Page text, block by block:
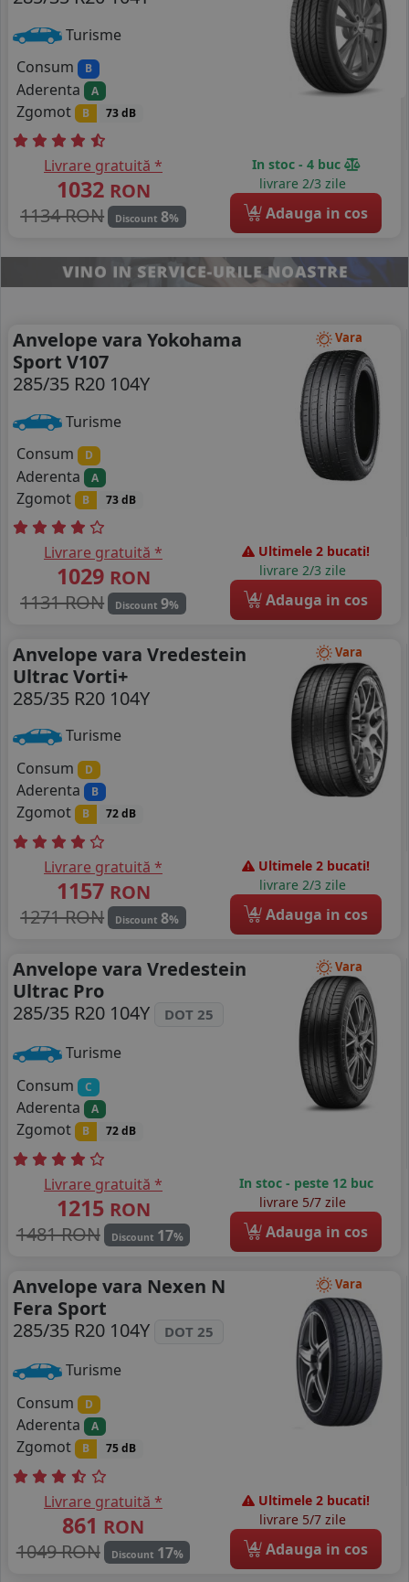
Turisme
Consum
B
Aderenta A
Zgomot B 73 dB
Livrare gratuită *
1032 RON
1134 RON
Discount 8%
In stoc - 4 buc
livrare 2/3 zile
4 Adauga in cos
Vara
Anvelope vara Yokohama
Sport V107
285/35 R20 104Y
Turisme
Consum
D
Aderenta A
Zgomot B 73 dB
Livrare gratuită *
1029 RON
1131 RON
Discount 9%
Ultimele 2 bucati!
livrare 2/3 zile
4 Adauga in cos
Vara
Anvelope vara Vredestein
Ultrac Vorti+
285/35 R20 104Y
Turisme
Consum
D
Aderenta B
Zgomot B 72 dB
Livrare gratuită *
1157 RON
1271 RON
Discount 8%
Ultimele 2 bucati!
livrare 2/3 zile
4 Adauga in cos
Vara
Anvelope vara Vredestein
Ultrac Pro
285/35 R20 104Y
DOT 25
Turisme
Consum
C
Aderenta A
Zgomot B 72 dB
Livrare gratuită *
1215 RON
1481 RON
Discount 17%
In stoc - peste 12 buc
livrare 5/7 zile
4 Adauga in cos
Vara
Anvelope vara Nexen N
Fera Sport
285/35 R20 104Y
DOT 25
Turisme
Consum
D
Aderenta A
Zgomot B 75 dB
Livrare gratuită *
861 RON
1049 RON
Discount 17%
Ultimele 2 bucati!
livrare 5/7 zile
4 Adauga in cos